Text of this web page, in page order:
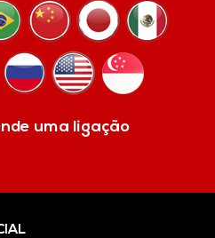
uma ligação